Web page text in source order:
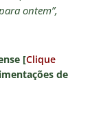
ontem”,
[Clique
de